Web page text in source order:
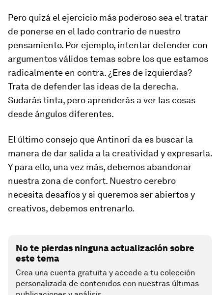
Pero quizá el ejercicio más poderoso sea el tratar
de ponerse en el lado contrario de nuestro
pensamiento. Por ejemplo, intentar defender con
argumentos válidos temas sobre los que estamos
radicalmente en contra. ¿Eres de izquierdas?
Trata de defender las ideas de la derecha.
Sudarás tinta, pero aprenderás a ver las cosas
desde ángulos diferentes.
El último consejo que Antinori da es buscar la
manera de dar salida a la creatividad y expresarla.
Y para ello, una vez más, debemos abandonar
nuestra zona de confort. Nuestro cerebro
necesita desafíos y si queremos ser abiertos y
creativos, debemos entrenarlo.
No te pierdas ninguna actualización sobre
este tema
Crea una cuenta gratuita y accede a tu colección
personalizada de contenidos con nuestras últimas